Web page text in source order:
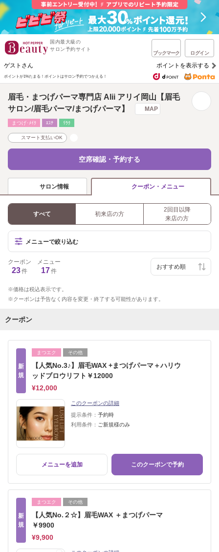
国内最大級の
サロン予約サイト
ブックマーク ログイン
ゲストさん ポイントを表示する
ポイントが1%たまる！ ポイントはサロン予約でつかえる！
眉毛・まつげパーマ専門店 Alii アリイ岡山【眉毛
サロン/眉毛パーマ/まつげパーマ】
MAP
まつげ･ﾒｲｸ ｴｽﾃ ﾘﾗｸ
スマート支払いOK
空席確認・予約する
サロン情報 クーポン・メニュー
すべて 初来店の方
2回目以降
来店の方
メニューで絞り込む
クーポン
23件
メニュー
17件
価格は税込表示です。
クーポンは予告なく内容を変更・終了する可能性があります。
クーポン
新
規
まつエク その他
【人気No.3♪】眉毛WAX +まつげパーマ＋ハリウ
ッドブロウリフト￥12000
¥12,000
このクーポンの詳細
提示条件： 予約時
利用条件： ご新規様のみ
メニューを追加 このクーポンで予約
新
規
まつエク その他
【人気No.２☆】眉毛WAX ＋まつげパーマ
￥9900
¥9,900